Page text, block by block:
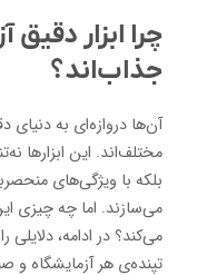
چرا ابزار
جذاب‌اند؟
آن‌ها دروازه‌ای به دنیای
مختلف‌اند. این ابزارها
بلکه با ویژگی‌های
می‌سازند. اما چه چیزی
می‌کند؟ در ادامه، دلایلی
تپنده‌ی هر آزمایشگاه و